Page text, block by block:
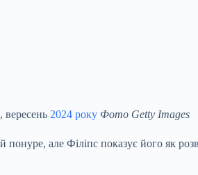
вересень 2024 року Фото Getty Images
але Філіпс показує його як